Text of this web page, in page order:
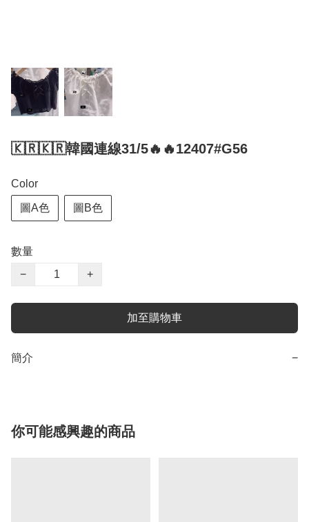
🇰🇷🇰🇷韓國連線31/5🔥🔥12407#G56
Color
圖A色 圖B色
數量
−
+
加至購物車
簡介 −
你可能感興趣的商品